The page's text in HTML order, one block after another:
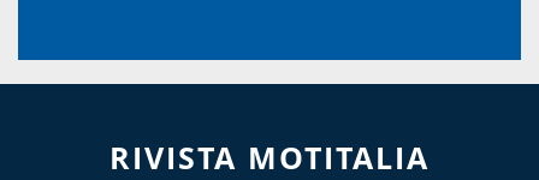
RIVISTA MOTITALIA